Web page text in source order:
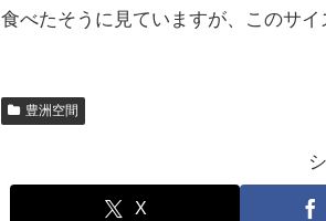
食べたそうに見ていますが、このサ
豊洲空間
X